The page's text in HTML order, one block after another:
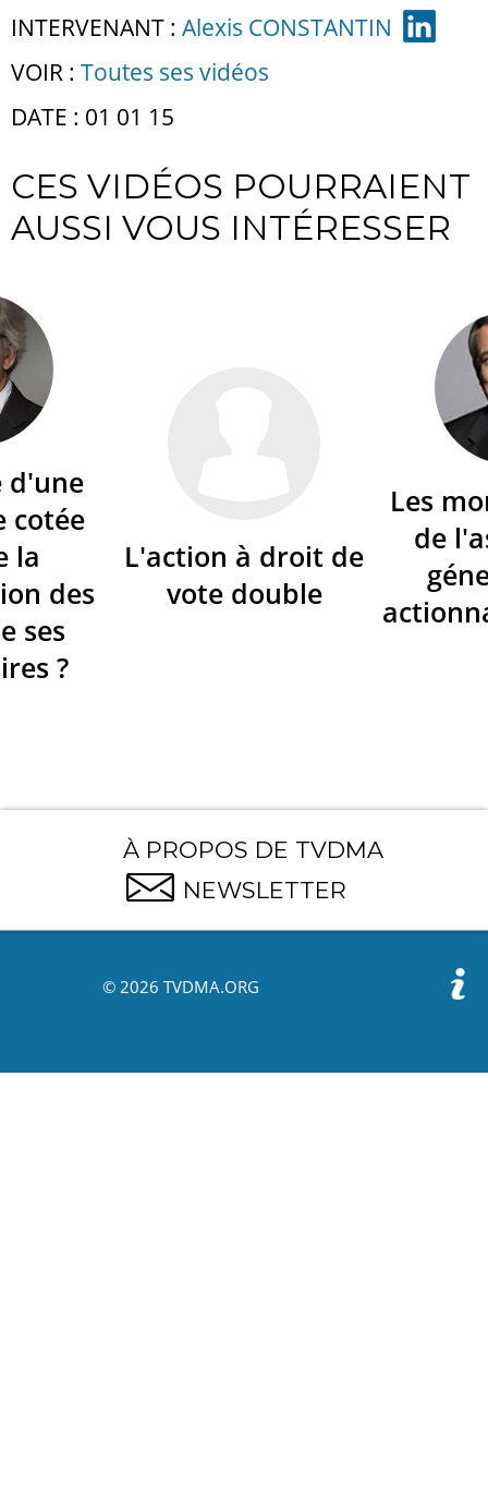
INTERVENANT : Alexis CONSTANTIN
VOIR : Toutes ses vidéos
DATE : 01 01 15
CES VIDÉOS POURRAIENT
AUSSI VOUS INTÉRESSER
d'une
cotée
la
des
ses
?
L'action à droit de
vote double
Les
de
À PROPOS DE TVDMA
NEWSLETTER
© 2026 TVDMA.ORG